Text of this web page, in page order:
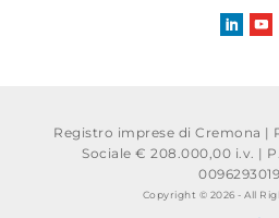
Registro imprese di Cremona |
Sociale € 208.000,00 i.v. |
Copyright © 2026 - All